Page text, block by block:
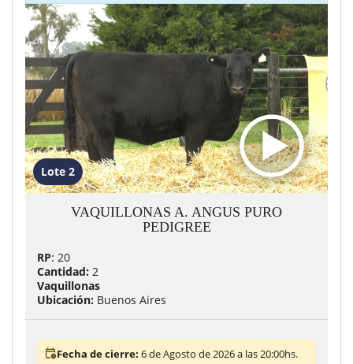
Lote 2
VAQUILLONAS A. ANGUS PURO
PEDIGREE
RP: 20
Cantidad: 2
Vaquillonas
Ubicación: Buenos Aires
Fecha de cierre: 6 de Agosto de 2026 a las 20:00hs.